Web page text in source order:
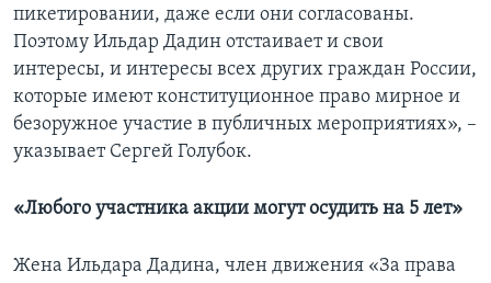
пикетировании, даже если они согласованы.
Поэтому Ильдар Дадин отстаивает и свои
интересы, и интересы всех других граждан России,
которые имеют конституционное право мирное и
безоружное участие в публичных мероприятиях», –
указывает Сергей Голубок.
«Любого участника акции могут осудить на 5 лет»
Жена Ильдара Дадина, член движения «За права